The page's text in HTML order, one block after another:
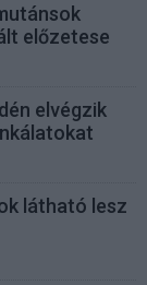
előzetese
elvégzik
látható lesz